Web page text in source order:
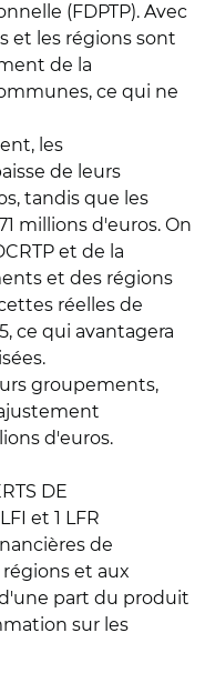
(FDPTP). Avec
et les régions sont
de la
ce qui ne
les
de leurs
tandis que les
millions d'euros. On
et de la
et des régions
réelles de
ce qui avantagera
groupements,
d'euros.
DE
et 1 LFR
de
et aux
part du produit
sur les